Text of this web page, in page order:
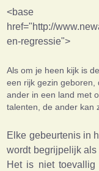
<base
href="http://
en-regressie">
Als om je heen kijk is
een rijk gezin geboren,
ander in een land met
talenten, de ander kan
Elke gebeurtenis in
wordt begrijpelijk
Het is niet